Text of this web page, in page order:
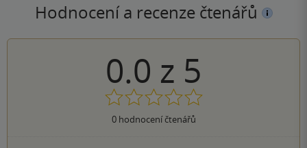
Hodnocení a recenze čtenářů
0.0 z 5
0hodnocení čtenářů